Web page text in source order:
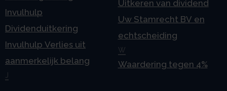
Invulhulp
Dividenduitkering
Invulhulp Verlies uit
aanmerkelijk belang
Uitkeren van dividend
Uw Stamrecht BV en
echtscheiding
W
Waardering tegen 4%